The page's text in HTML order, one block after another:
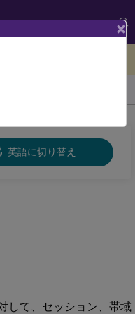
英語に切り替え
して、セッション、帯域
×